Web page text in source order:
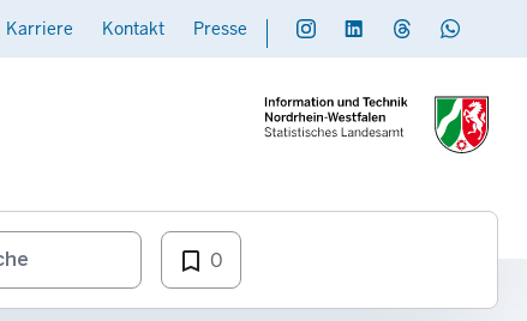
Karriere Kontakt Presse Social
bookmark_border 0